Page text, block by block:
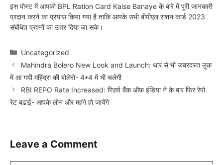
इस पोस्ट में आपको BPL Ration Card Kaise Banaye के बारे में पूरी जानकारी
प्रदान करने का प्रयास किया गया है ताकि आपके सभी बीपीएल राशन कार्ड 2023
संबंधित प्रश्नों का उत्तर दिया जा सके।
Categories
Uncategorized
Mahindra Bolero New Look and Launch: थार से भी जबरदस्त लुक
में आ गयी महिंद्रा की बोलेरो- 4*4 में भी चलेगी
RBI REPO Rate Increased: रिज़र्व बैंक ऑफ़ इंडिया ने के बार फिर रेपो
रेट बढाई- आपके लोन और महंगे हो जायेंगे
Leave a Comment